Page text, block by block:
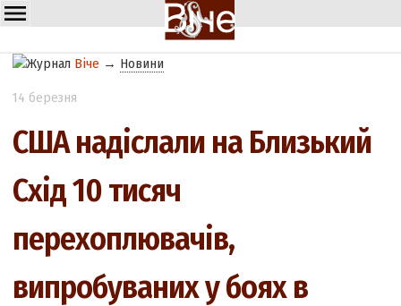
Віче → Новини
14 березня
США надіслали на Близький
Схід 10 тисяч
перехоплювачів,
випробуваних у боях в